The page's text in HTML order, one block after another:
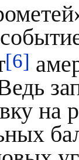
[6]
на